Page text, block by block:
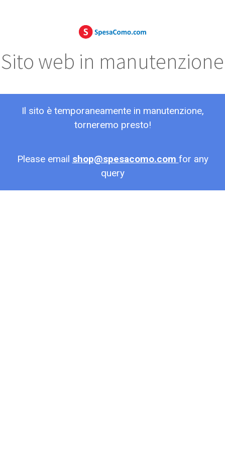
Sito web in manutenzione
Il sito è temporaneamente in manutenzione,
torneremo presto!
Please email shop@spesacomo.com for any
query